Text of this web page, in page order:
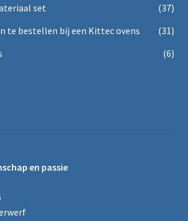
set
(37)
te bestellen bij een Kittec ovens
(31)
(6)
en passie